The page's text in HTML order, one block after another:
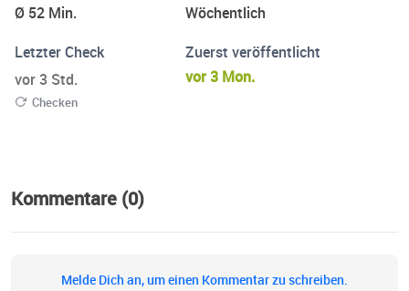
Ø 52 Min.
Wöchentlich
Letzter Check
vor 3 Std.
Checken
Zuerst veröffentlicht
vor 3 Mon.
Kommentare (0)
Melde Dich an, um einen Kommentar zu schreiben.